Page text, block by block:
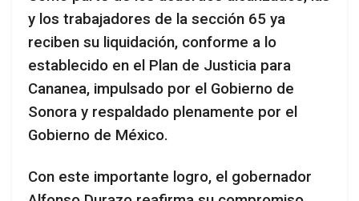
y los trabajadores de la sección 65 ya
reciben su liquidación, conforme a lo
establecido en el Plan de Justicia para
Cananea, impulsado por el Gobierno de
Sonora y respaldado plenamente por el
Gobierno de México.
Con este importante logro, el gobernador